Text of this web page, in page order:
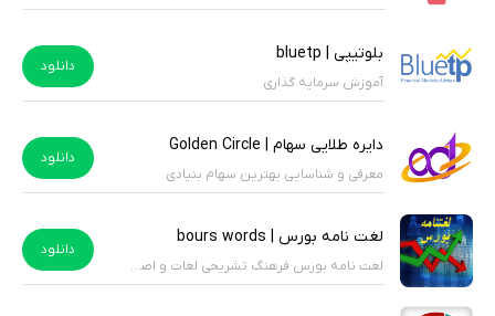
بلوتیپی | bluetp
آموزش سرمایه گذاری
دانلود
دایره طلایی سهام | Golden Circle
معرفی و شناسایی بهترین سهام بنیادی
دانلود
لغت نامه بورس | bours words
لغت نامه بورس فرهنگ تشریحی لغات و اصطلاحات بازار سرمایه
دانلود